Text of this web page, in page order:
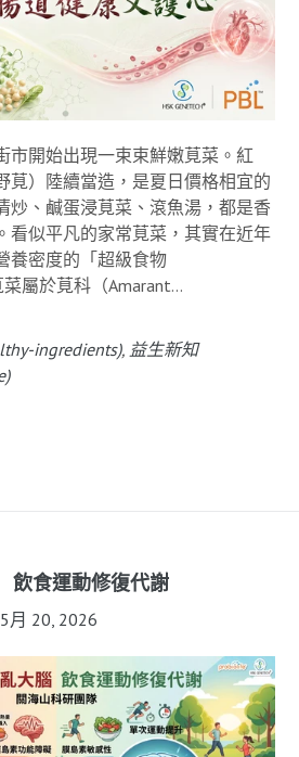
市開始出現一束束鮮嫩莧菜。紅
莧）陸續當造，是夏日價格相宜的
炒、鹹蛋浸莧菜、滾魚湯，都是香
看似平凡的家常莧菜，其實在近年
養密度的「超級食物
菜屬於莧科（Amarant...
ingredients), 益生新知
食運動修復代謝
5月 20, 2026